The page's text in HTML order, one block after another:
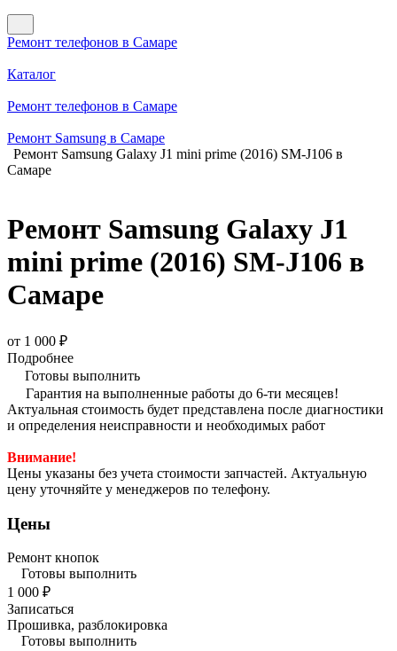
Ремонт телефонов в Самаре
Каталог
Ремонт телефонов в Самаре
Ремонт Samsung в Самаре
Ремонт Samsung Galaxy J1 mini prime (2016) SM-J106 в
Самаре
Ремонт Samsung Galaxy J1
mini prime (2016) SM-J106 в
Самаре
от 1 000 ₽
Подробнее
Готовы выполнить
Гарантия на выполненные работы до 6-ти месяцев!
Актуальная стоимость будет представлена после диагностики
и определения неисправности и необходимых работ
Внимание!
Цены указаны без учета стоимости запчастей. Актуальную
цену уточняйте у менеджеров по телефону.
Цены
Ремонт кнопок
Готовы выполнить
1 000 ₽
Записаться
Прошивка, разблокировка
Готовы выполнить